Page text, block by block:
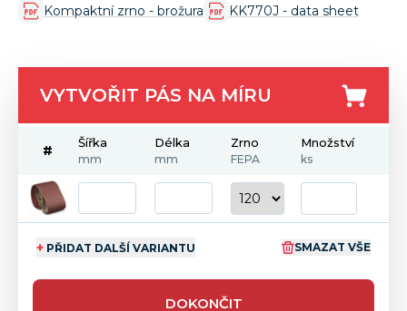
Kompaktní zrno - brožura KK770J - data sheet
VYTVOŘIT PÁS NA MÍRU
# Šířka
mm
Délka
mm
Zrno
FEPA
Množství
ks
+ PŘIDAT DALŠÍ VARIANTU SMAZAT VŠE
DOKONČIT